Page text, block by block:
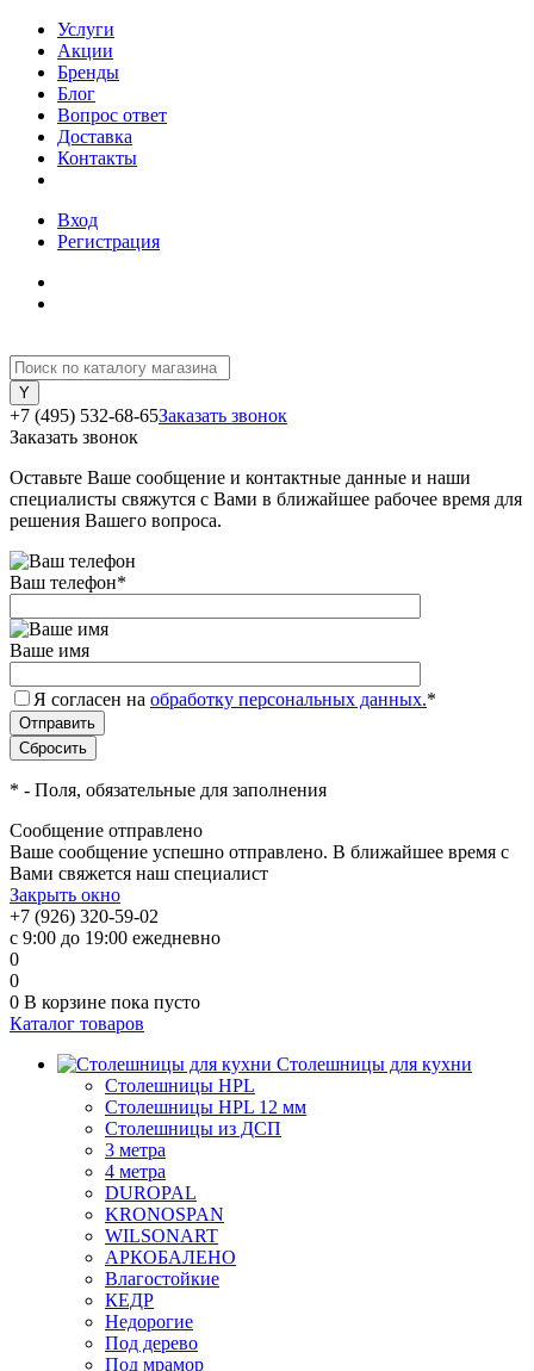
Услуги
Акции
Бренды
Блог
Вопрос ответ
Доставка
Контакты
Вход
Регистрация
+7 (495) 532-68-65Заказать звонок
Заказать звонок
Оставьте Ваше сообщение и контактные данные и наши
специалисты свяжутся с Вами в ближайшее рабочее время для
решения Вашего вопроса.
Ваш телефон*
Ваше имя
Я согласен на обработку персональных данных.*
* - Поля, обязательные для заполнения
Сообщение отправлено
Ваше сообщение успешно отправлено. В ближайшее время с
Вами свяжется наш специалист
Закрыть окно
+7 (926) 320-59-02
с 9:00 до 19:00 ежедневно
0
0
0 В корзине пока пусто
Каталог товаров
Столешницы для кухни
Столешницы HPL
Столешницы HPL 12 мм
Столешницы из ДСП
3 метра
4 метра
DUROPAL
KRONOSPAN
WILSONART
АРКОБАЛЕНО
Влагостойкие
КЕДР
Недорогие
Под дерево
Под мрамор